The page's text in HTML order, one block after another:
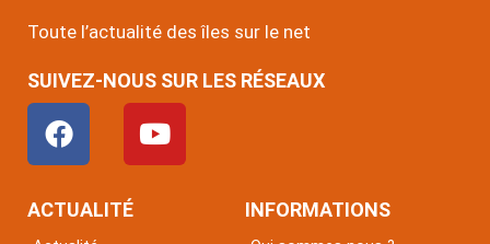
Toute l’actualité des îles sur le net
SUIVEZ-NOUS SUR LES RÉSEAUX
F
a
c
e
Y
o
u
ACTUALITÉ INFORMATIONS